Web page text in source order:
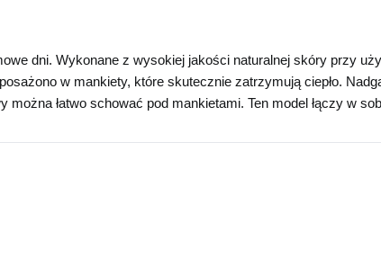
dni. Wykonane z wysokiej jakości naturalnej skóry przy
w mankiety, które skutecznie zatrzymują ciepło.
łatwo schować pod mankietami. Ten model łączy w